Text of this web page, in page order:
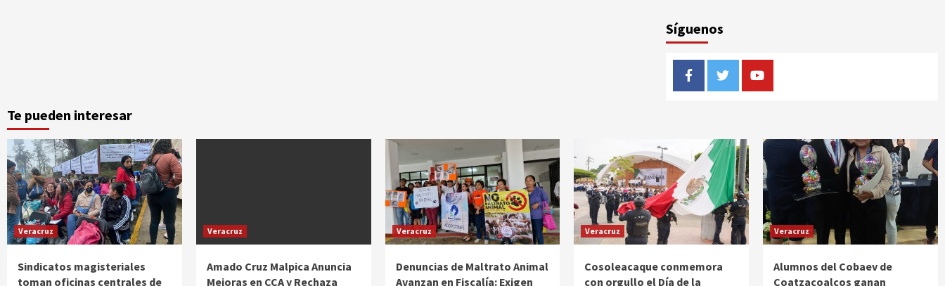
Síguenos
FacebookTwitterYoutube
Te pueden interesar
Veracruz
Sindicatos magisteriales
toman oficinas centrales de
Veracruz
Amado Cruz Malpica Anuncia
Mejoras en CCA y Rechaza
Veracruz
Denuncias de Maltrato Animal
Avanzan en Fiscalía: Exigen
Veracruz
Cosoleacaque conmemora
con orgullo el Día de la
Veracruz
Alumnos del Cobaev de
Coatzacoalcos ganan